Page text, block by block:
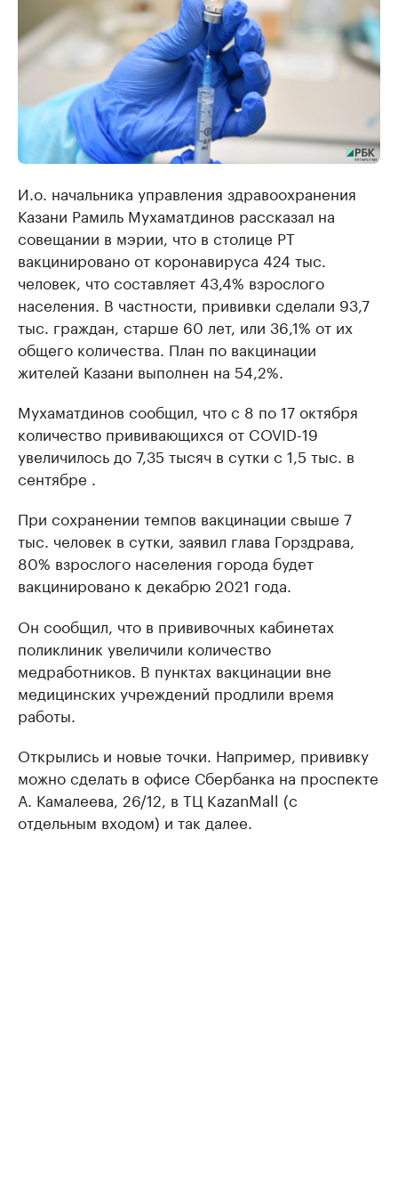
И.о. начальника управления здравоохранения
Казани Рамиль Мухаматдинов рассказал на
совещании в мэрии, что в столице РТ
вакцинировано от коронавируса 424 тыс.
человек, что составляет 43,4% взрослого
населения. В частности, прививки сделали 93,7
тыс. граждан, старше 60 лет, или 36,1% от их
общего количества. План по вакцинации
жителей Казани выполнен на 54,2%.
Мухаматдинов сообщил, что с 8 по 17 октября
количество прививающихся от COVID-19
увеличилось до 7,35 тысяч в сутки с 1,5 тыс. в
сентябре .
При сохранении темпов вакцинации свыше 7
тыс. человек в сутки, заявил глава Горздрава,
80% взрослого населения города будет
вакцинировано к декабрю 2021 года.
Он сообщил, что в прививочных кабинетах
поликлиник увеличили количество
медработников. В пунктах вакцинации вне
медицинских учреждений продлили время
работы.
Открылись и новые точки. Например, прививку
можно сделать в офисе Сбербанка на проспекте
А. Камалеева, 26/12, в ТЦ KazanMall (с
отдельным входом) и так далее.